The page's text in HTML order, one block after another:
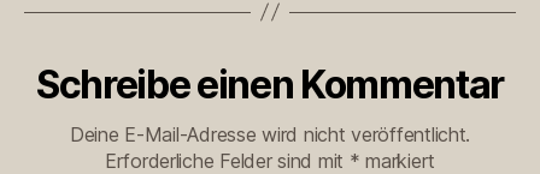
Schreibe einen Kommentar
Deine E-Mail-Adresse wird nicht veröffentlicht.
Erforderliche Felder sind mit * markiert